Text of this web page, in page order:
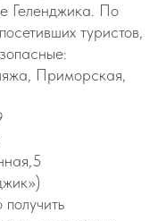
Геленджика. По
туристов,
Приморская,